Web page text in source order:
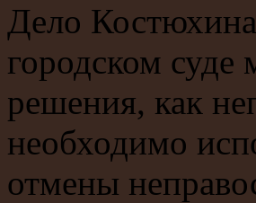
Дело
городском суде
решения, как
необходимо
отмены